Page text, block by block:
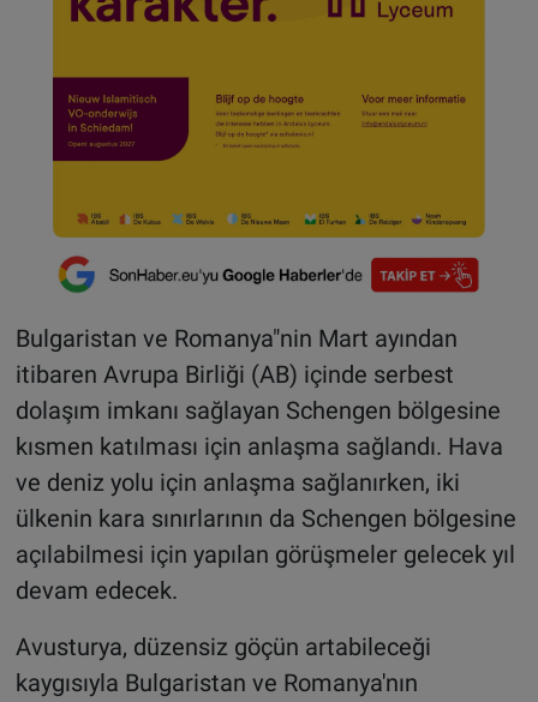
Bulgaristan ve Romanya"nin Mart ayından
itibaren Avrupa Birliği (AB) içinde serbest
dolaşım imkanı sağlayan Schengen bölgesine
kısmen katılması için anlaşma sağlandı. Hava
ve deniz yolu için anlaşma sağlanırken, iki
ülkenin kara sınırlarının da Schengen bölgesine
açılabilmesi için yapılan görüşmeler gelecek yıl
devam edecek.
Avusturya, düzensiz göçün artabileceği
kaygısıyla Bulgaristan ve Romanya'nın